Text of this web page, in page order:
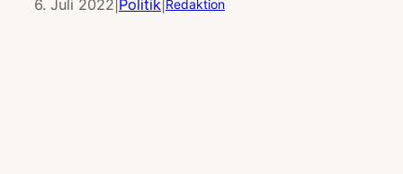
6. Juli 2022 Politik Redaktion